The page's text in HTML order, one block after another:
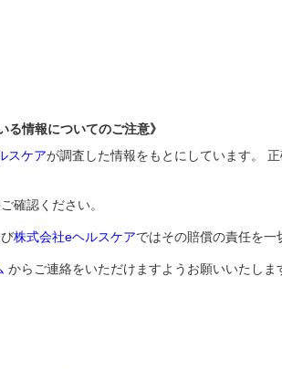
る情報についてのご注意》
スケアが調査した情報をもとにしています。
確認ください。
株式会社eヘルスケアではその賠償の責任を一
からご連絡をいただけますようお願いいたしま